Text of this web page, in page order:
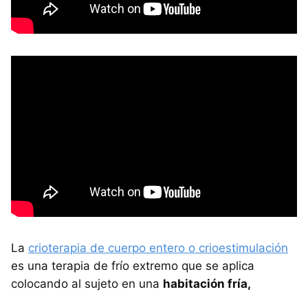
La crioterapia de cuerpo entero o crioestimulación
es una terapia de frío extremo que se aplica
colocando al sujeto en una habitación fría,